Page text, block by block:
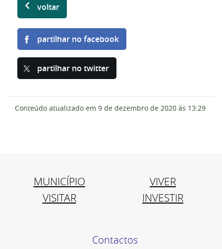
voltar
partilhar no facebook
partilhar no twitter
Conteúdo atualizado em 9 de dezembro de 2020 às 13:29
MUNICÍPIO
VIVER
VISITAR
INVESTIR
Contactos